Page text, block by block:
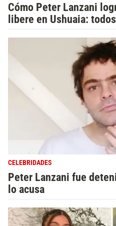
Cómo Peter Lanzani
libere en Ushuaia:
CELEBRIDADES
Peter Lanzani fue
lo acusa